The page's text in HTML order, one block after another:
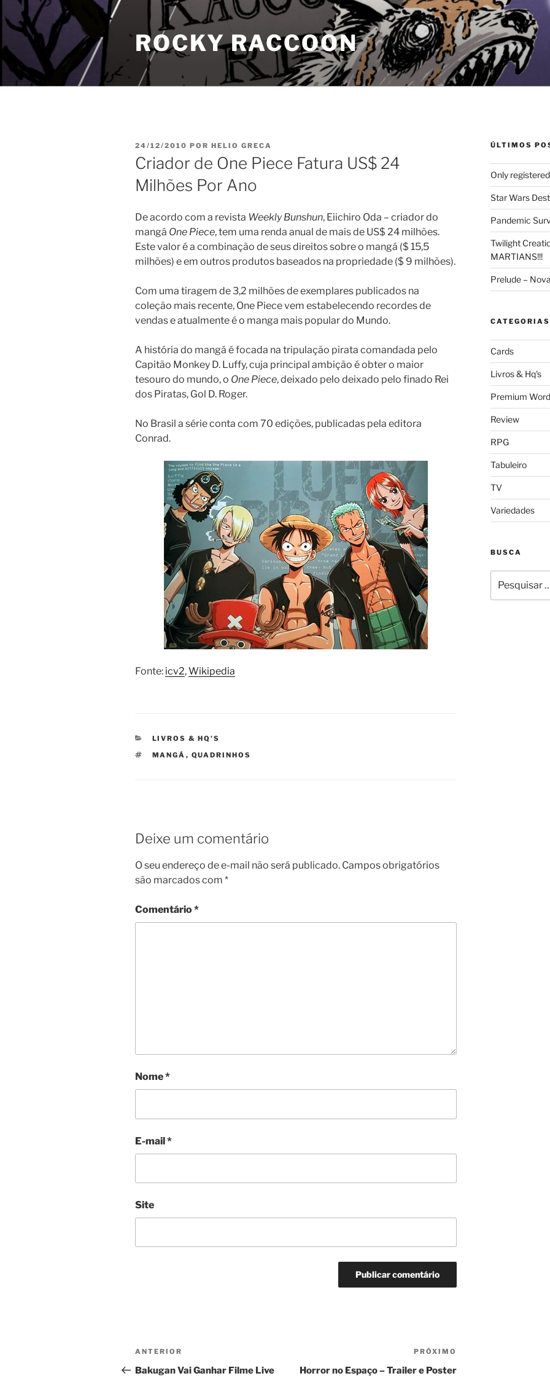
Pular
para
conteúdo
ROCKY RACCOON
PUBLICADO
EM
24/12/2010 POR HELIO GRECA
Criador de One Piece Fatura US$ 24
Milhões Por Ano
De acordo com a revista Weekly Bunshun, Eiichiro Oda – criador do
mangá One Piece, tem uma renda anual de mais de US$ 24 milhões.
Este valor é a combinação de seus direitos sobre o mangá ($ 15,5
milhões) e em outros produtos baseados na propriedade ($ 9 milhões).
Com uma tiragem de 3,2 milhões de exemplares publicados na
coleção mais recente, One Piece vem estabelecendo recordes de
vendas e atualmente é o manga mais popular do Mundo.
A história do mangá é focada na tripulação pirata comandada pelo
Capitão Monkey D. Luffy, cuja principal ambição é obter o maior
tesouro do mundo, o One Piece, deixado pelo deixado pelo finado Rei
dos Piratas, Gol D. Roger.
No Brasil a série conta com 70 edições, publicadas pela editora
Conrad.
Fonte: icv2,Wikipedia
CATEGORIAS
LIVROS & HQ'S
TAGS
MANGÁ , QUADRINHOS
Deixe um comentário
O seu endereço de e-mail não será publicado. Campos obrigatórios
são marcados com *
Comentário*
Nome*
E-mail*
Site
Navegação
de
Post
anterior
ANTERIOR
Bakugan Vai Ganhar Filme Live
post
PRÓXIMO
Horror no Espaço – Trailer e Poster
ÚLTIMOS
Only
Star Wars
Pandemic
Twilight
MARTIANS!!!
Prelude –
CATEGORIAS
Cards
Livros & Hq's
Premium
Review
RPG
Tabuleiro
TV
Variedades
BUSCA
por: